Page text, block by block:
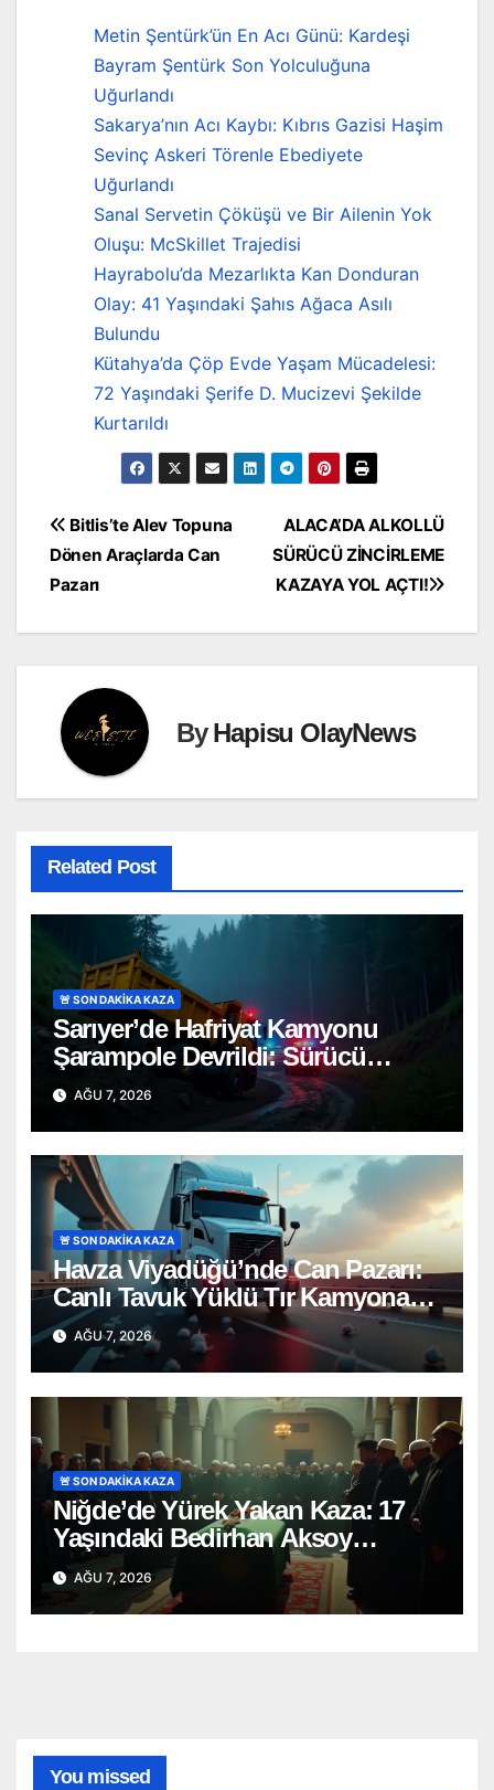
Metin Şentürk’ün En Acı Günü: Kardeşi
Bayram Şentürk Son Yolculuğuna
Uğurlandı
Sakarya’nın Acı Kaybı: Kıbrıs Gazisi Haşim
Sevinç Askeri Törenle Ebediyete
Uğurlandı
Sanal Servetin Çöküşü ve Bir Ailenin Yok
Oluşu: McSkillet Trajedisi
Hayrabolu’da Mezarlıkta Kan Donduran
Olay: 41 Yaşındaki Şahıs Ağaca Asılı
Bulundu
Kütahya’da Çöp Evde Yaşam Mücadelesi:
72 Yaşındaki Şerife D. Mucizevi Şekilde
Kurtarıldı
Yazı
gezinmesi
ALACA’DA ALKOLLÜ
SÜRÜCÜ ZİNCİRLEME
KAZAYA YOL AÇTI!
Bitlis’te Alev Topuna
Dönen Araçlarda Can
Pazarı
ByHapisu OlayNews
Related Post
🚨 SON DAKİKA KAZA
Sarıyer’de Hafriyat Kamyonu
Şarampole Devrildi: Sürücü
Güçlükle Kurtarıldı
AĞU 7, 2026
🚨 SON DAKİKA KAZA
Havza Viyadüğü’nde Can Pazarı:
Canlı Tavuk Yüklü Tır Kamyona
Ok Gibi Saplandı!
AĞU 7, 2026
🚨 SON DAKİKA KAZA
Niğde’de Yürek Yakan Kaza: 17
Yaşındaki Bedirhan Aksoy
Toprağa Verildi
AĞU 7, 2026
You missed